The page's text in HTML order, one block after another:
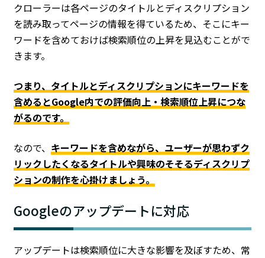
クローラーは各ページのタイトルとディスクリプション
を読み取ってページの情報を得ているため、そこにキー
ワードを含めておけば検索順位の上昇を見込むことがで
きます。
つまり、タイトルとディスクリプションにキーワードを
含めるとGoogle内での評価向上・検索順位上昇につな
がるのです。
なので、 キーワードを含めながら、ユーザーが思わずク
リックしたくなるタイトルや興味のそそるディスクリプ
ションの制作を心掛けましょう。
Googleのアップデートに対応
アップデートは検索順位に大きな影響を及ぼすため、常